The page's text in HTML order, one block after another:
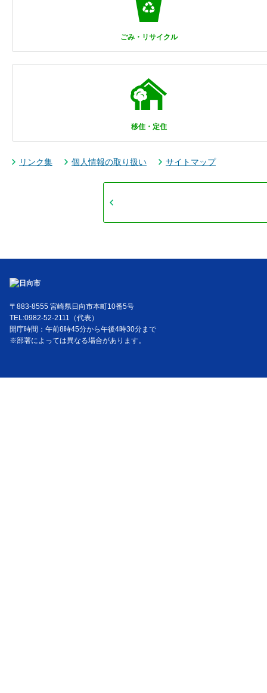
ごみ・リサイクル
移住・定住
リンク集 個人情報の取り扱い サイトマップ
〒883-8555 宮崎県日向市本町10番5号
TEL:0982-52-2111（代表）
開庁時間：午前8時45分から午後4時30分まで
※部署によっては異なる場合があります。